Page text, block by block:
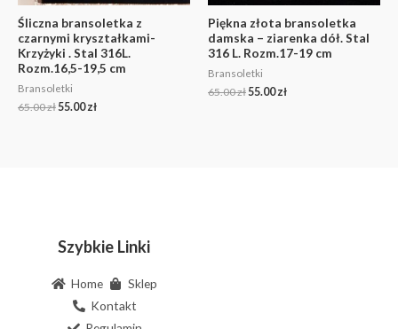
Śliczna bransoletka z
czarnymi kryształkami-
Krzyżyki . Stal 316L.
Rozm.16,5-19,5 cm
Bransoletki
65.00zł55.00zł
Piękna złota bransoletka
damska – ziarenka dół. Stal
316 L. Rozm.17-19 cm
Bransoletki
65.00zł55.00zł
Szybkie Linki
Home
Sklep
Kontakt